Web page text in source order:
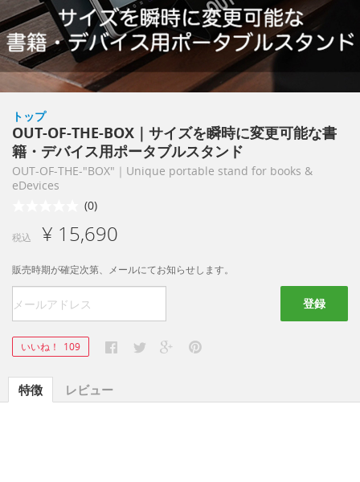
トップ
OUT-OF-THE-BOX｜サイズを瞬時に変更可能な書
籍・デバイス用ポータブルスタンド
OUT-OF-THE-"BOX"｜Unique portable stand for books &
eDevices
(0)
税込 ¥ 15,690
販売時期が確定次第、メールにてお知らせします。
登録
いいね！ 109
特徴 レビュー